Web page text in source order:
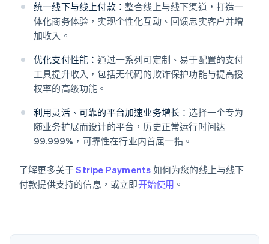
统一线下与线上付款： 整合线上与线下渠道，打造一
体化商务体验，实现个性化互动、回馈忠实客户并增
加收入。
优化支付性能：通过一系列可定制、易于配置的支付
工具提升收入，包括无代码的欺诈保护功能与提高授
权率的高级功能。
利用灵活、可靠的平台加速业务增长：选择一个专为
随业务扩展而设计的平台，历史正常运行时间达
99.999%，可靠性在行业内首屈一指。
了解更多关于Stripe Payments 如何为您的线上与线下
付款提供支持的信息，或立即开始使用 。
阿联酋
爱尔兰
English
爱沙尼亚
English
奥地利
DeutschEnglish
澳大利亚
English
Português English
保加利亚
English